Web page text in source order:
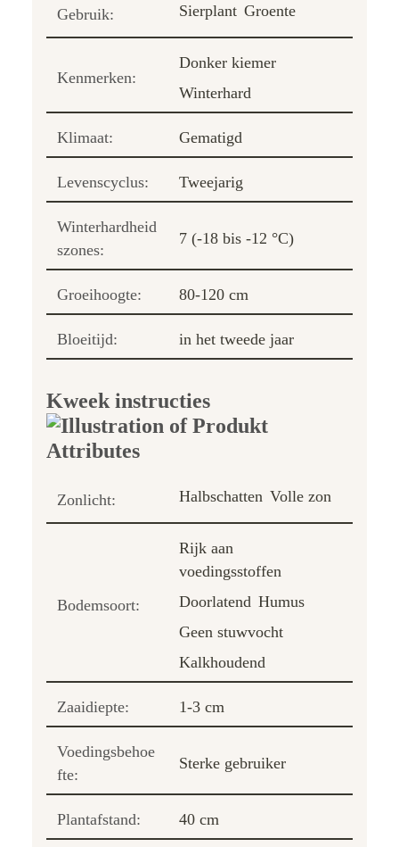
Gebruik: Sierplant Groente
Kenmerken:
Donker kiemer
Winterhard
Klimaat: Gematigd
Levenscyclus: Tweejarig
Winterhardheid
szones:
7 (-18 bis -12 °C)
Groeihoogte: 80-120 cm
Bloeitijd: in het tweede jaar
Kweek instructies
Zonlicht: Halbschatten Volle zon
Bodemsoort:
Rijk aan
voedingsstoffen
Doorlatend Humus
Geen stuwvocht
Kalkhoudend
Zaaidiepte: 1-3 cm
Voedingsbehoe
fte:
Sterke gebruiker
Plantafstand: 40 cm